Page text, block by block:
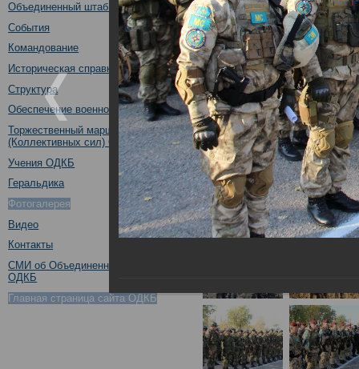
Объединенный штаб ОДКБ
События
Командование
Историческая справка
Структура
Обеспечение военной безопасности
Торжественный марш Войск
(Коллективных сил) ОДКБ
Учения ОДКБ
Геральдика
Фотогалерея
Видео
Контакты
СМИ об Объединенном штабе
ОДКБ
Главная страница сайта ОДКБ
Открытие совместного
16.10.2017